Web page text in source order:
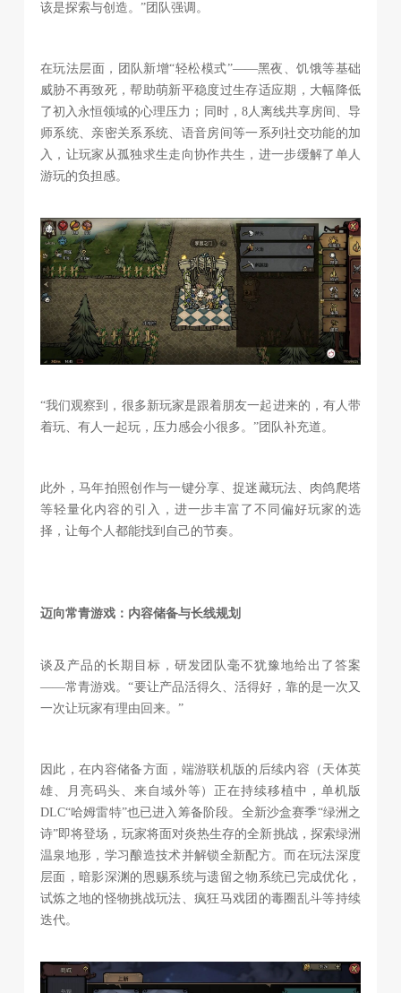
该是探索与创造。”团队强调。
在玩法层面，团队新增“轻松模式”——黑夜、饥饿等基础
威胁不再致死，帮助萌新平稳度过生存适应期，大幅降低
了初入永恒领域的心理压力；同时，8人离线共享房间、导
师系统、亲密关系系统、语音房间等一系列社交功能的加
入，让玩家从孤独求生走向协作共生，进一步缓解了单人
游玩的负担感。
“我们观察到，很多新玩家是跟着朋友一起进来的，有人带
着玩、有人一起玩，压力感会小很多。”团队补充道。
此外，马年拍照创作与一键分享、捉迷藏玩法、肉鸽爬塔
等轻量化内容的引入，进一步丰富了不同偏好玩家的选
择，让每个人都能找到自己的节奏。
迈向常青游戏：内容储备与长线规划
谈及产品的长期目标，研发团队毫不犹豫地给出了答案
——常青游戏。“要让产品活得久、活得好，靠的是一次又
一次让玩家有理由回来。”
因此，在内容储备方面，端游联机版的后续内容（天体英
雄、月亮码头、来自域外等）正在持续移植中，单机版
DLC“哈姆雷特”也已进入筹备阶段。全新沙盒赛季“绿洲之
诗”即将登场，玩家将面对炎热生存的全新挑战，探索绿洲
温泉地形，学习酿造技术并解锁全新配方。而在玩法深度
层面，暗影深渊的恩赐系统与遗留之物系统已完成优化，
试炼之地的怪物挑战玩法、疯狂马戏团的毒圈乱斗等持续
迭代。